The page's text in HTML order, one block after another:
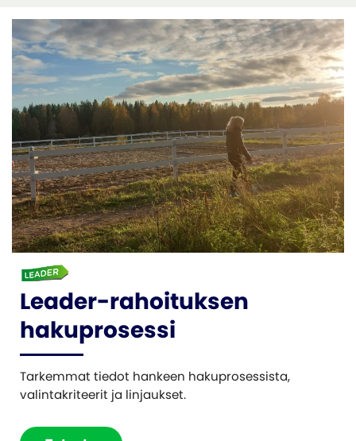
Leader-rahoituksen
hakuprosessi
Tarkemmat tiedot hankeen hakuprosessista,
valintakriteerit ja linjaukset.